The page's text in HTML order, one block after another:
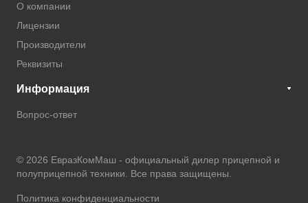
О компании
Лицензии
Производители
Реквизиты
Информация
Вопрос-ответ
© 2026 ЕвразКомМаш - официальный дилер прицепной и
полуприцепной техники . Все права защищены.
Политика конфиденциальности